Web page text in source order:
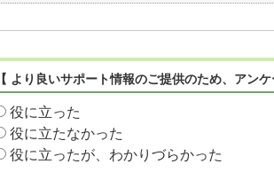
【 より良いサポート情報のご提供のため、アン
役に立った
役に立たなかった
役に立ったが、わかりづらかった